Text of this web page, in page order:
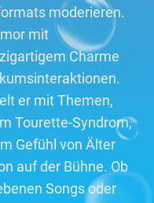
moderieren.
mit
Charme
er mit Themen,
Tourette-Syndrom,
Gefühl von Älter
auf der Bühne. Ob
Songs oder